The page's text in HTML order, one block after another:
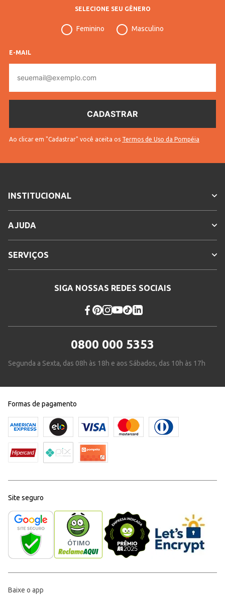
SELECIONE SEU GÊNERO
Feminino Masculino
E-MAIL
mail
Ao clicar em "Cadastrar" você aceita os Termos de Uso da Pompéia
INSTITUCIONAL
AJUDA
SERVIÇOS
SIGA NOSSAS REDES SOCIAIS
0800 000 5353
Segunda a Sexta, das 08h às 18h e aos Sábados, das 10h às 17h
Formas de pagamento
Site seguro
Baixe o app